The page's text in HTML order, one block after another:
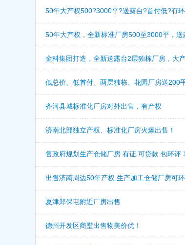
50年大产权500?3000平?送露台?首付低?有
50年大产权，全新标准厂房500至3000平，送
金科集团打造，全新送露台2层独栋厂房，大
低总价、低首付、两层独栋、花园厂房送200
齐河县城标准化厂房对外出售，有产权
济南北部独立产权、标准化厂房火爆出售！
售政府规划生产仓储厂房 有证 可贷款 包环评
出售济南周边50年产权 生产加工仓储厂房可
夏津郑保屯附近厂房出售
德州开发区商墅出售物美价优！